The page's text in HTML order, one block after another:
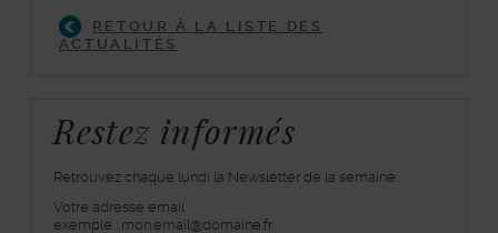
RETOUR À LA LISTE DES
ACTUALITÉS
Restez informés
Retrouvez chaque lundi la Newsletter de la semaine.
inscrivez-
Votre adresse email
exemple : mon.email@domaine.fr